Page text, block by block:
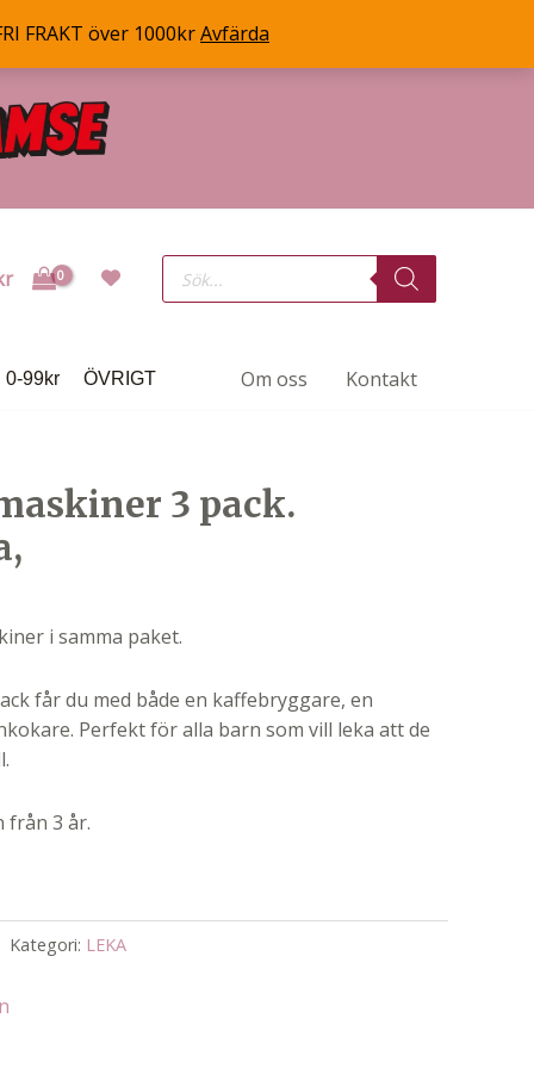
FRAKT över 1000krAvfärda
Products
search
0-99kr ÖVRIGT Om oss Kontakt
3 pack.
i samma paket.
får du med både en kaffebryggare, en
Perfekt för alla barn som vill leka att de
från 3 år.
Kategori: LEKA